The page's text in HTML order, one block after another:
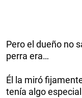
Pero el dueño no
perra era…
Él la miró
tenía algo